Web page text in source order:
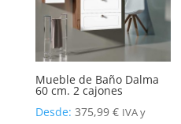
Mueble de Baño Dalma
60 cm. 2 cajones
Desde: 375,99 € IVA y